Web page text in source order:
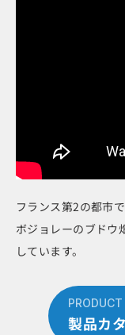
フランス第2の都市
ボジョレーのブドウ
しています。
製品カ